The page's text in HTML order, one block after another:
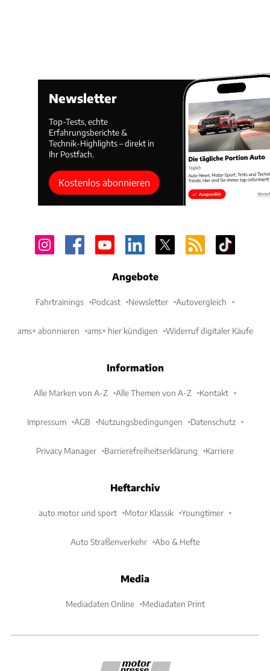
Newsletter
Top-Tests, echte
Erfahrungsberichte &
Technik-Highlights – direkt in
Ihr Postfach.
Kostenlos abonnieren
Angebote
Fahrtrainings Podcast Newsletter Autovergleich
ams+ abonnieren ams+ hier kündigen Widerruf digitaler Käufe
Information
Alle Marken von A-Z Alle Themen von A-Z Kontakt
Impressum AGB Nutzungsbedingungen Datenschutz
Privacy Manager Barrierefreiheitserklärung Karriere
Heftarchiv
auto motor und sport Motor Klassik Youngtimer
Auto Straßenverkehr Abo & Hefte
Media
Mediadaten Online Mediadaten Print